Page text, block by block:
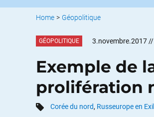
Home > Géopolitique
GÉOPOLITIQUE 3.novembre.2017
Exemple de
prolifération
Corée du nord, Russeurope en Exil